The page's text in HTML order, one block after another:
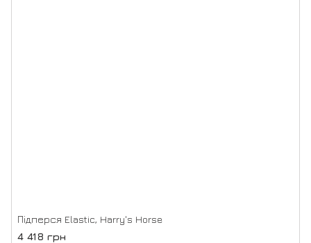
Підперся Elastic, Harry's Horse
4 418 грн